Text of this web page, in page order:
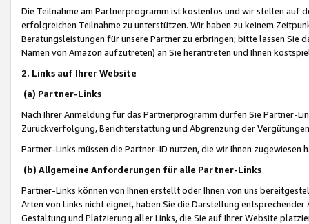
Die Teilnahme am Partnerprogramm ist kostenlos und wir stellen auf
erfolgreichen Teilnahme zu unterstützen. Wir haben zu keinem
Beratungsleistungen für unsere Partner zu erbringen; bitte lassen Sie
Namen von Amazon aufzutreten) an Sie herantreten und Ihnen
2. Links auf Ihrer Website
(a) Partner-Links
Nach Ihrer Anmeldung für das Partnerprogramm dürfen Sie Partner-
Zurückverfolgung, Berichterstattung und Abgrenzung der
Partner-Links müssen die Partner-ID nutzen, die wir Ihnen zugewiesen
(b) Allgemeine Anforderungen für alle Partner-Links
Partner-Links können von Ihnen erstellt oder Ihnen von uns
Arten von Links nicht eignet, haben Sie die Darstellung
Gestaltung und Platzierung aller Links, die Sie auf Ihrer Website